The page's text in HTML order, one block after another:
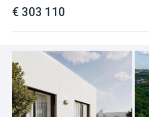
€ 303 110